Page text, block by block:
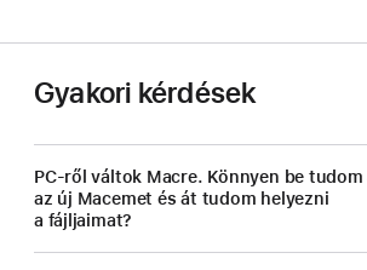
Gyakori kérdések
PC-ről váltok Macre. Könnyen be
az új Macemet és át tudom helyezni
a fájljaimat?